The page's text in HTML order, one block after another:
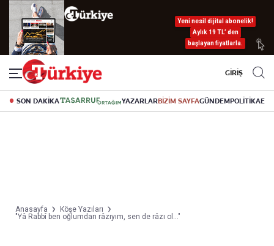
Yeni nesil dijital abonelik!
Aylık 19 TL’ den
başlayan fiyatlarla.
GİRİŞ
SON DAKİKA YAZARLARBİZİM SAYFAGÜNDEMPOLİTİKA
Anasayfa
Köşe Yazıları
"Yâ Rabbî ben oğlumdan râzıyım, sen de râzı ol..."